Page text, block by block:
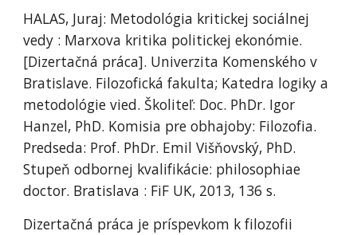
HALAS, Juraj: Metodológia kritickej sociálnej
vedy : Marxova kritika politickej ekonómie.
[Dizertačná práca]. Univerzita Komenského v
Bratislave. Filozofická fakulta; Katedra logiky a
metodológie vied. Školiteľ: Doc. PhDr. Igor
Hanzel, PhD. Komisia pre obhajoby: Filozofia.
Predseda: Prof. PhDr. Emil Višňovský, PhD.
Stupeň odbornej kvalifikácie: philosophiae
doctor. Bratislava : FiF UK, 2013, 136 s.
Dizertačná práca je príspevkom k filozofii